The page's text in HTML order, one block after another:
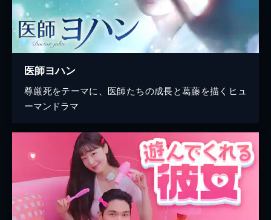
医師ヨハン
尊厳死をテーマに、医師たちの成長と葛藤を描くヒュ
ーマンドラマ